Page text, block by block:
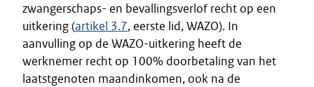
zwangerschaps- en bevallingsverlof recht op een
uitkering (artikel 3.7, eerste lid, WAZO). In
aanvulling op de WAZO-uitkering heeft de
werknemer recht op 100% doorbetaling van het
laatstgenoten maandinkomen, ook na de